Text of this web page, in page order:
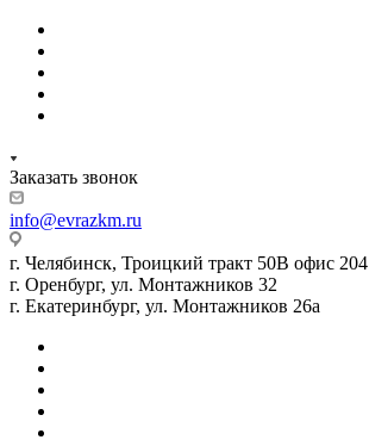
Заказать звонок
info@evrazkm.ru
г. Челябинск, Троицкий тракт 50В офис 204
г. Оренбург, ул. Монтажников 32
г. Екатеринбург, ул. Монтажников 26а